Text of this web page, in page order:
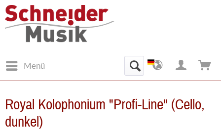
Menü
Royal Kolophonium "Profi-Line" (Cello,
dunkel)